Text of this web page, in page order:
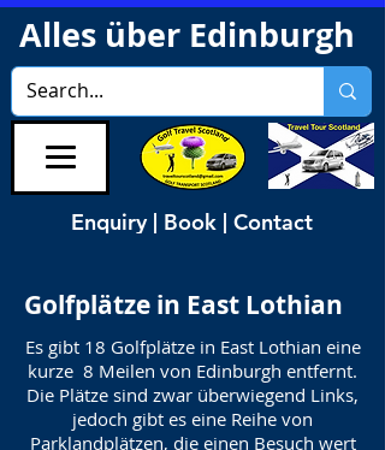
Alles über Edinburgh
Enquiry | Book | Contact
Golfplätze in East Lothian
Es gibt 18 Golfplätze in East Lothian eine
kurze 8 Meilen von Edinburgh entfernt.
Die Plätze sind zwar überwiegend Links,
jedoch gibt es eine Reihe von
Parklandplätzen, die einen Besuch wert